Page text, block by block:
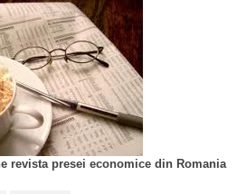
revista presei economice din Romania